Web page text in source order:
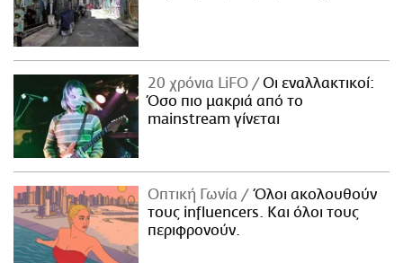
20 χρόνια LiFO
Οι εναλλακτικοί:
Όσο πιο μακριά από το
mainstream γίνεται
Οπτική Γωνία
Όλοι ακολουθούν
τους influencers. Και όλοι τους
περιφρονούν.